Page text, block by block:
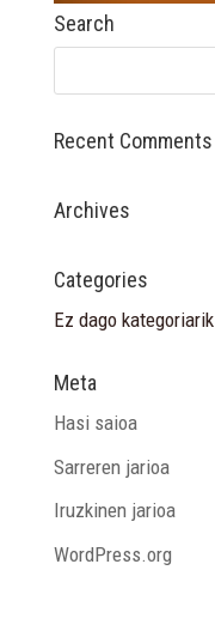
Search
Recent Comments
Archives
Categories
Ez dago kategoriarik
Meta
Hasi saioa
Sarreren jarioa
Iruzkinen jarioa
WordPress.org